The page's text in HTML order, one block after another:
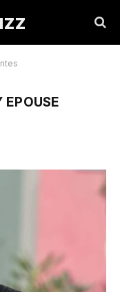
EPOUSE